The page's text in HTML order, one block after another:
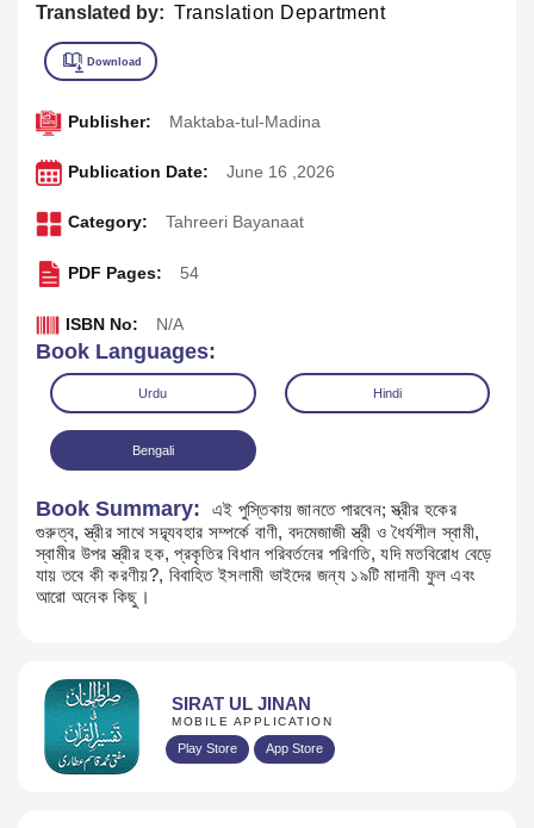
Translated by: Translation Department
Publisher: Maktaba-tul-Madina
Publication Date: June 16 ,2026
Category: Tahreeri Bayanaat
PDF Pages: 54
ISBN No: N/A
Book Languages:
Urdu Hindi
Bengali
Book Summary:
এই পুস্তিকায় জানতে পারবেন; স্ত্রীর হকের
গুরুত্ব, স্ত্রীর সাথে সদ্ব্যবহার সম্পর্কে বাণী, বদমেজাজী স্ত্রী ও ধৈর্যশীল স্বামী,
স্বামীর উপর স্ত্রীর হক, প্রকৃতির বিধান পরিবর্তনের পরিণতি, যদি মতবিরোধ বেড়ে
যায় তবে কী করণীয়?, বিবাহিত ইসলামী ভাইদের জন্য ১৯টি মাদানী ফুল এবং
আরো অনেক কিছু।
SIRAT UL JINAN
MOBILE APPLICATION
Play Store App Store